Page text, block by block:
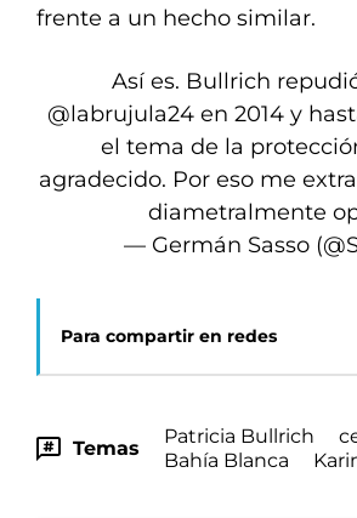
frente a un hecho similar.
Así es. Bullrich
@labrujula24 en 2014 y
el tema de la
agradecido. Por eso me
diametralmente
— Germán Sasso
Para compartir en redes
Temas
Patricia Bullrich
Bahía Blanca